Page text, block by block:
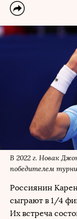
В 2022 г. Новак
победителем
Россиянин
сыграют в 1/4
Их встреча